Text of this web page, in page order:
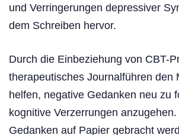
und Verringerungen depressiver
dem Schreiben hervor.
Durch die Einbeziehung von CBT-
therapeutisches Journalführen den
helfen, negative Gedanken neu zu
kognitive Verzerrungen
Gedanken auf Papier gebracht